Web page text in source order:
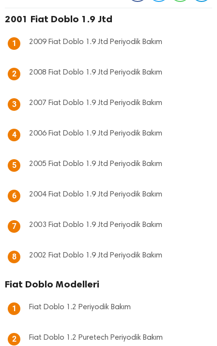
2001 Fiat Doblo 1.9 Jtd
1 2009 Fiat Doblo 1.9 Jtd Periyodik Bakım
2 2008 Fiat Doblo 1.9 Jtd Periyodik Bakım
3 2007 Fiat Doblo 1.9 Jtd Periyodik Bakım
4 2006 Fiat Doblo 1.9 Jtd Periyodik Bakım
5 2005 Fiat Doblo 1.9 Jtd Periyodik Bakım
6 2004 Fiat Doblo 1.9 Jtd Periyodik Bakım
7 2003 Fiat Doblo 1.9 Jtd Periyodik Bakım
8 2002 Fiat Doblo 1.9 Jtd Periyodik Bakım
Fiat Doblo Modelleri
1 Fiat Doblo 1.2 Periyodik Bakım
2 Fiat Doblo 1.2 Puretech Periyodik Bakım